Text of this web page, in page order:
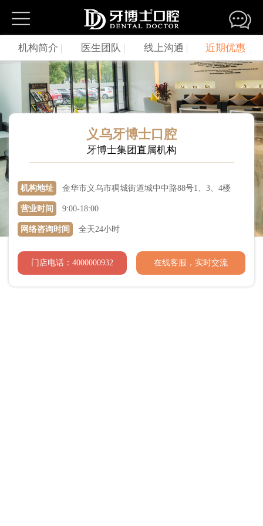
牙博士口腔连锁机构
苏州园区湖西机构 苏州园区湖东机构 苏州新区机构
苏州姑苏机构 苏州观前机构 苏州吴中机构
苏州相城机构 吴江松陵机构 吴江盛泽机构
昆山城北机构
常熟机构
嘉兴南湖机构 嘉兴秀洲总院 温州银泰机构
温州新城机构
南京机构 温州机构
上海杨浦机构
机构简介 | 医生团队 | 线上沟通 | 近期优惠
义乌牙博士口腔
牙博士集团直属机构
机构地址 金华市义乌市稠城街道城中中路88号1、3、4楼
营业时间 9:00-18:00
网络咨询时间 全天24小时
门店电话：4000000932 在线客服，实时交流